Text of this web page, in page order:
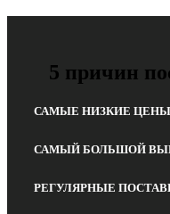
5 причин
САМЫЕ НИЗКИЕ ЦЕНЫ
САМЫЙ БОЛЬШОЙ
РЕГУЛЯРНЫЕ